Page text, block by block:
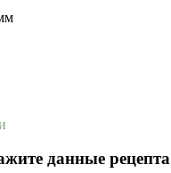
данные рецепта